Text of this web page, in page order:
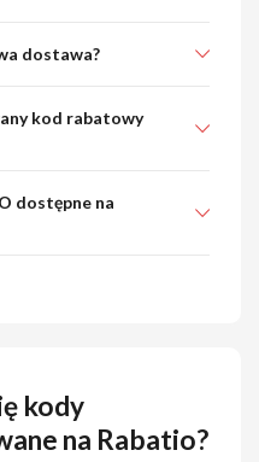
dostawa?
kod rabatowy
dostępne na
kody
na Rabatio?